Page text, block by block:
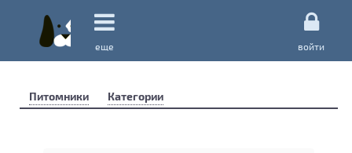
еще войти
Питомники Категории